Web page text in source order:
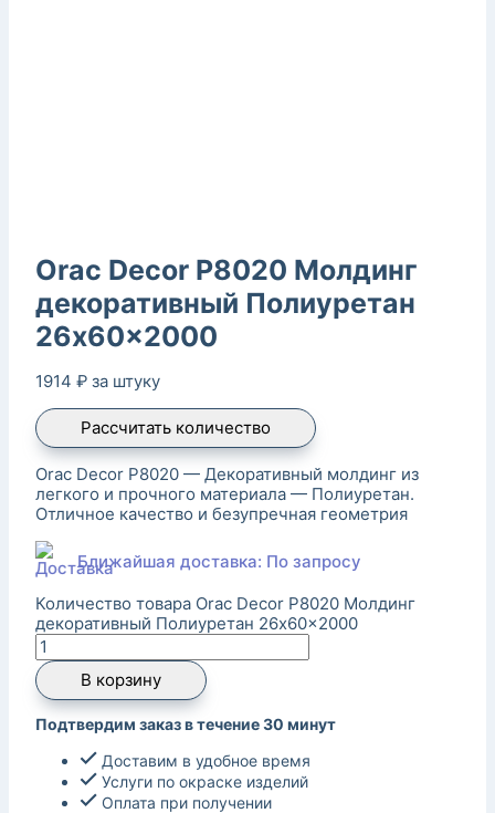
Orac Decor P8020 Молдинг
декоративный Полиуретан
26x60x2000
1914 ₽ за штуку
Рассчитать количество
Orac Decor P8020 — Декоративный молдинг из
легкого и прочного материала — Полиуретан.
Отличное качество и безупречная геометрия
Ближайшая доставка: По запросу
Количество товара Orac Decor P8020 Молдинг
декоративный Полиуретан 26x60x2000
В корзину
Подтвердим заказ в течение 30 минут
Доставим в удобное время
Услуги по окраске изделий
Оплата при получении